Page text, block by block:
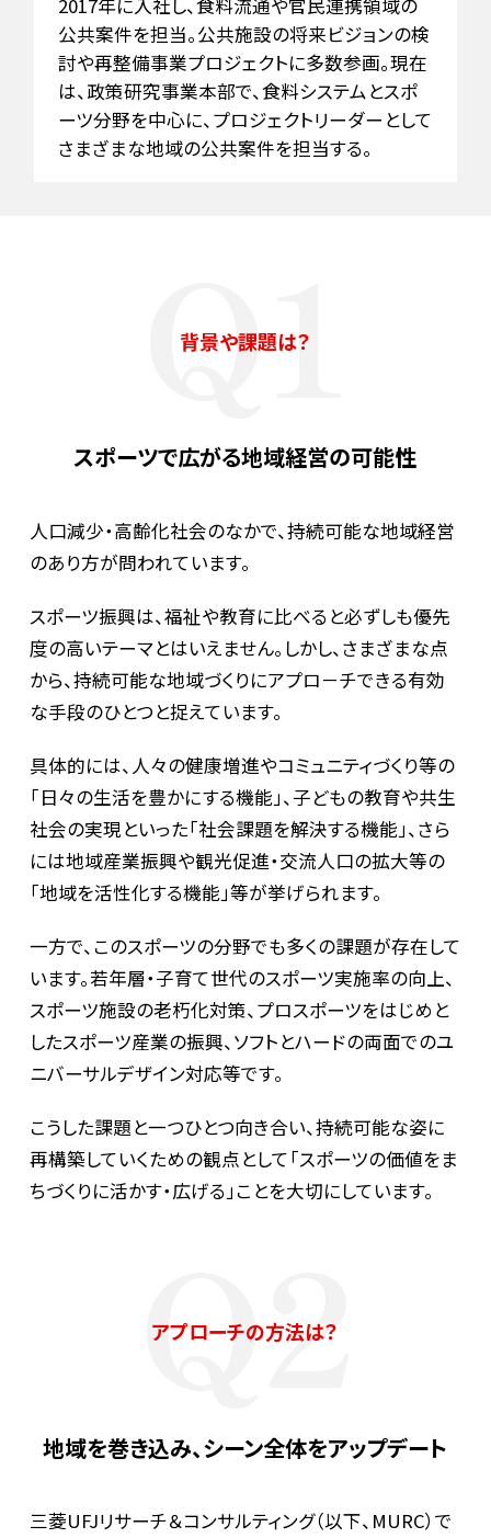
職種と仕事
MURCについて
公共案件を担当。公共施設の将来ビジョンの検
討や再整備事業プロジェクトに多数参画。現在
は、政策研究事業本部で、食料システムとスポ
ーツ分野を中心に、プロジェクトリーダーとして
さまざまな地域の公共案件を担当する。
Q1
背景や課題は？
スポーツで広がる地域経営の可能性
人口減少・高齢化社会のなかで、持続可能な地域経営
のあり方が問われています。
スポーツ振興は、福祉や教育に比べると必ずしも優先
度の高いテーマとはいえません。しかし、さまざまな点
から、持続可能な地域づくりにアプロ－チできる有効
な手段のひとつと捉えています。
具体的には、人々の健康増進やコミュニティづくり等の
「日々の生活を豊かにする機能」、子どもの教育や共生
社会の実現といった「社会課題を解決する機能」、さら
には地域産業振興や観光促進・交流人口の拡大等の
「地域を活性化する機能」等が挙げられます。
一方で、このスポーツの分野でも多くの課題が存在して
います。若年層・子育て世代のスポーツ実施率の向上、
スポーツ施設の老朽化対策、プロスポーツをはじめと
したスポーツ産業の振興、ソフトとハードの両面でのユ
ニバーサルデザイン対応等です。
こうした課題と一つひとつ向き合い、持続可能な姿に
再構築していくための観点として「スポーツの価値をま
ちづくりに活かす・広げる」ことを大切にしています。
Q2
アプローチの方法は？
地域を巻き込み、シーン全体をアップデート
三菱UFJリサーチ＆コンサルティング（以下、MURC）で